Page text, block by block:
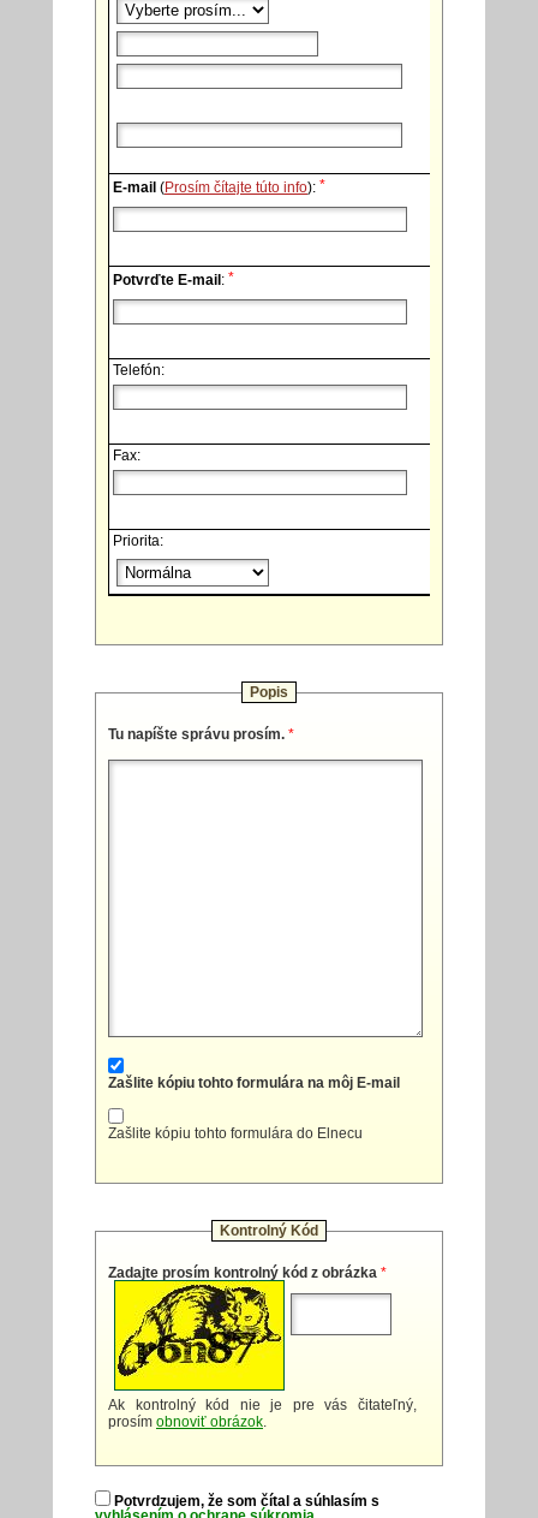
E-mail (Prosím čítajte túto info): *
Potvrďte E-mail: *
Telefón:
Fax:
Priorita:
Popis
Tu napíšte správu prosím. *
Zašlite kópiu tohto formulára na môj E-mail
Zašlite kópiu tohto formulára do Elnecu
Kontrolný Kód
Zadajte prosím kontrolný kód z obrázka *
Ak kontrolný kód nie je pre vás čitateľný,
prosím obnoviť obrázok.
Potvrdzujem, že som čítal a súhlasím s